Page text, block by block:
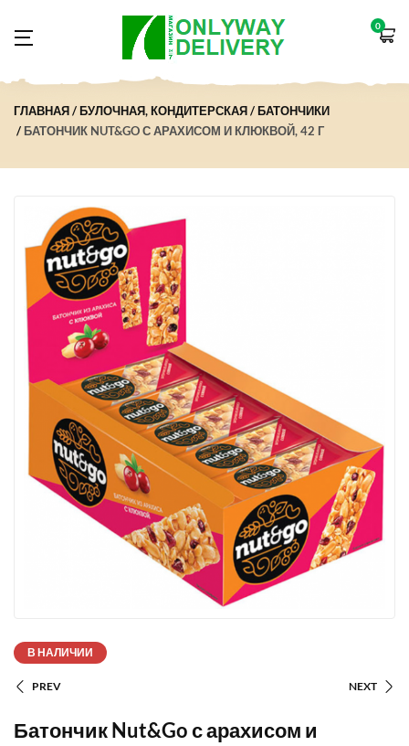
0
ГЛАВНАЯ БУЛОЧНАЯ, КОНДИТЕРСКАЯ
БАТОНЧИКИ
БАТОНЧИК NUT&GO С АРАХИСОМ И КЛЮКВОЙ, 42 Г
В НАЛИЧИИ
PREV NEXT
Батончик Nut&Go с арахисом и